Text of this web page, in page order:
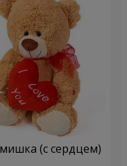
(с сердцем)